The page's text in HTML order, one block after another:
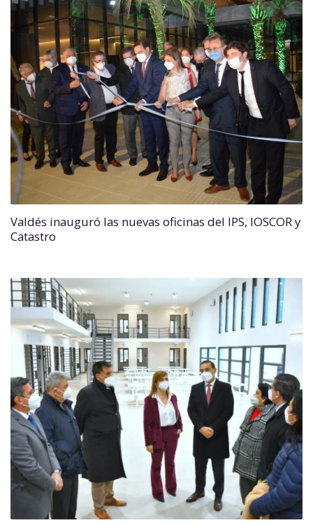
Valdés inauguró las nuevas oficinas del IPS, IOSCOR y
Catastro